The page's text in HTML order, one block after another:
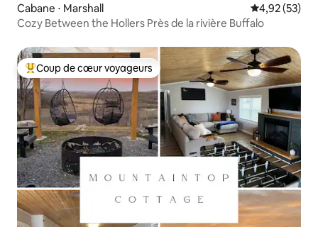
Cabane ⋅ Marshall Évaluation
4,92 (53)
Cozy Between the Hollers Près de la rivière Buffalo
Coups de cœur voyageurs les plus appréciés
Coup de cœur voyageurs